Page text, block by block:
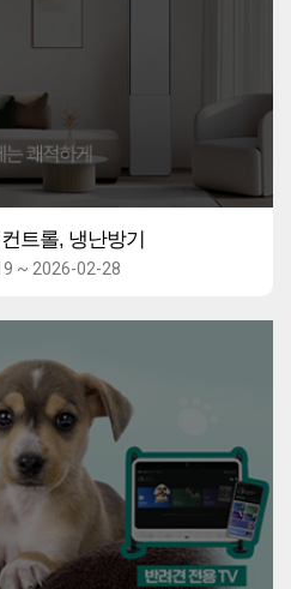
트롤, 냉난방기
~ 2026-02-28